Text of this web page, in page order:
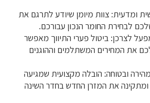
ומדעית: צוות מיומן שיודע לתרגם את
לבחירת החומר הנכון עבורכם.
לצרכן: ביטול פערי התיווך מאפשר
את המחירים המשתלמים וההוגנים
ובטוחה: הובלה מקצועית שמגיעה
ומתקינה את המזרן החדש בחדר השינה